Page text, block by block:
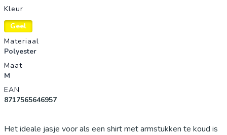
Kleur
Geel
Materiaal
Polyester
Maat
M
EAN
8717565646957
Het ideale jasje voor als een shirt met armstukken te koud is